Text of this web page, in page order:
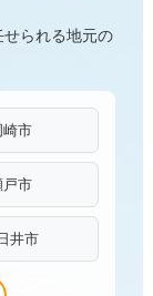
られる地元の
崎市
戸市
井市